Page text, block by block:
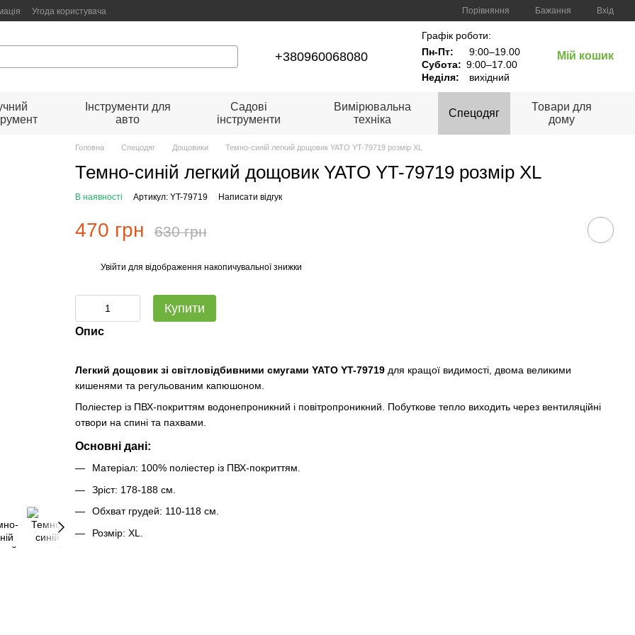
Угода користувача Порівняння Бажання Вхід
+380960068080
Графік роботи:
Пн-Пт:
9:00–19.00
Субота: 9:00–17.00
Неділя:
вихідний
Мій кошик
Інструменти для
авто
Садові
інструменти
Вимірювальна
техніка
Спецодяг
Товари для
дому
Головна Спецодяг Дощовики Темно-синій легкий дощовик YATO YT-79719 розмір XL
Темно-синій легкий дощовик YATO YT-79719 розмір XL
В наявності Артикул: YT-79719 Написати відгук
470 грн 630 грн
Увійти для відображення накопичувальної знижки
Купити
Опис
Легкий дощовик зі світловідбивними смугами YATO YT-79719для кращої видимості, двома великими
кишенями та регульованим капюшоном.
Поліестер із ПВХ-покриттям водонепроникний і повітропроникний. Побуткове тепло виходить через вентиляційні
отвори на спині та пахвами.
Основні дані:
Матеріал: 100% поліестер із ПВХ-покриттям.
Зріст: 178-188 см.
Обхват грудей: 110-118 см.
Розмір: XL.